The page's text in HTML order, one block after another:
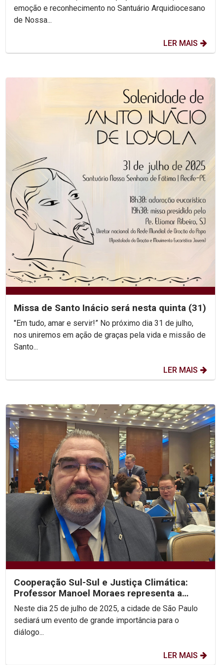
emoção e reconhecimento no Santuário Arquidiocesano
de Nossa...
LER MAIS
Missa de Santo Inácio será nesta quinta (31)
"Em tudo, amar e servir!” No próximo dia 31 de julho,
nos uniremos em ação de graças pela vida e missão de
Santo...
LER MAIS
Cooperação Sul-Sul e Justiça Climática:
Professor Manoel Moraes representa a
UNICAP em sua 2ª...
Neste dia 25 de julho de 2025, a cidade de São Paulo
sediará um evento de grande importância para o
diálogo...
LER MAIS